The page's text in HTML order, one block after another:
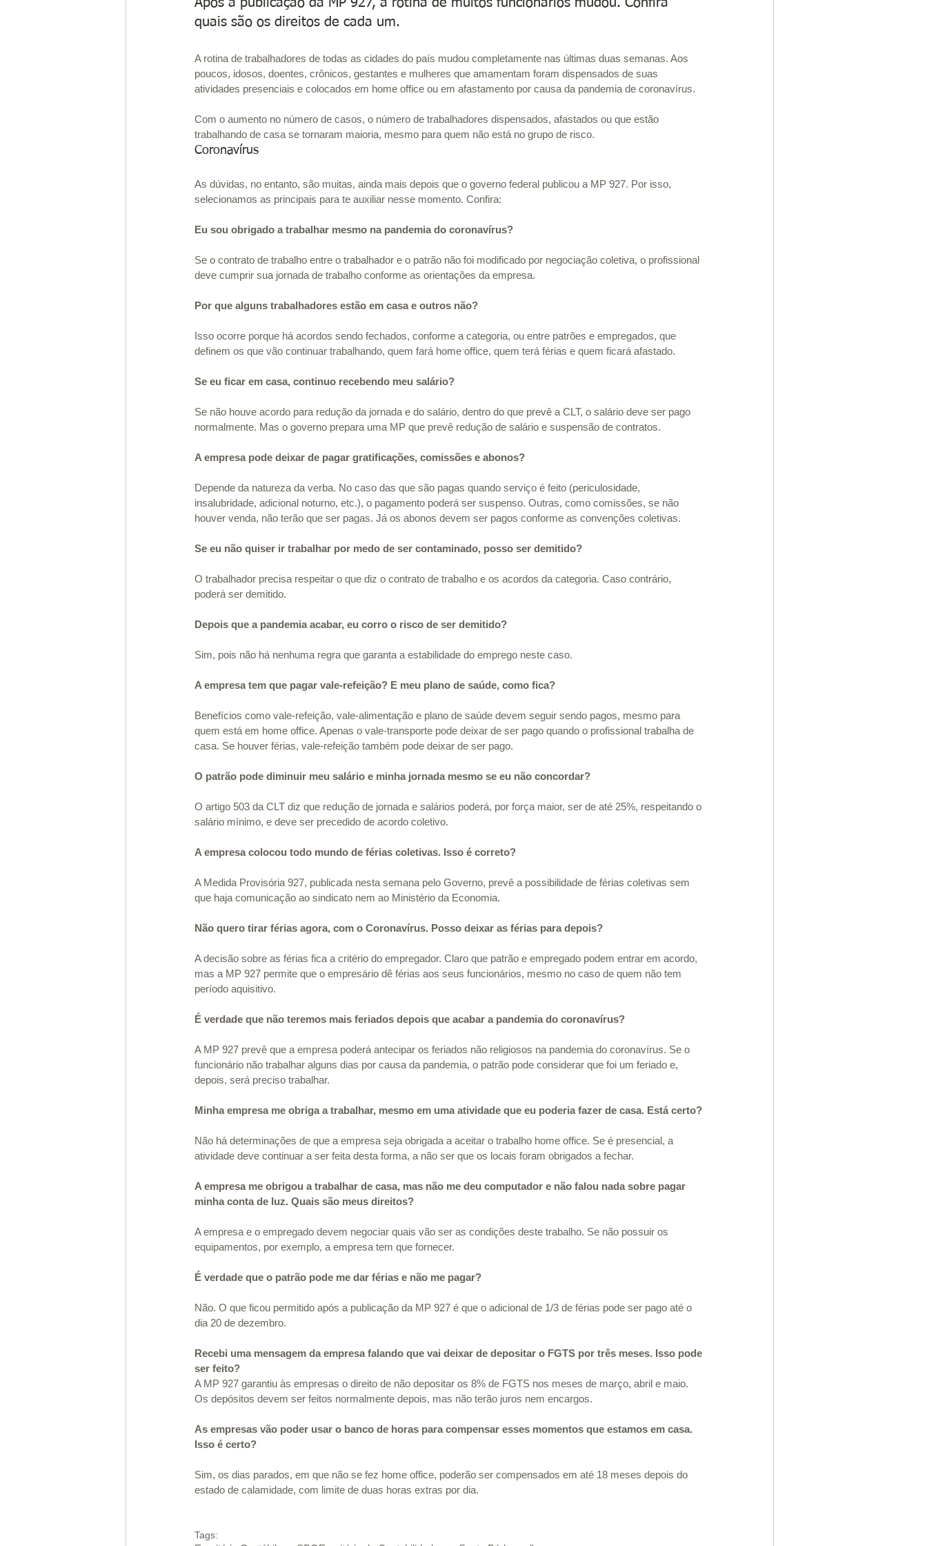
Após a publicação da MP 927, a rotina de muitos funcionários mudou. Confira
quais são os direitos de cada um.
A rotina de trabalhadores de todas as cidades do país mudou completamente nas últimas duas semanas. Aos
poucos, idosos, doentes, crônicos, gestantes e mulheres que amamentam foram dispensados de suas
atividades presenciais e colocados em home office ou em afastamento por causa da pandemia de coronavírus.
Com o aumento no número de casos, o número de trabalhadores dispensados, afastados ou que estão
trabalhando de casa se tornaram maioria, mesmo para quem não está no grupo de risco.
Coronavírus
As dúvidas, no entanto, são muitas, ainda mais depois que o governo federal publicou a MP 927. Por isso,
selecionamos as principais para te auxiliar nesse momento. Confira:
Eu sou obrigado a trabalhar mesmo na pandemia do coronavírus?
Se o contrato de trabalho entre o trabalhador e o patrão não foi modificado por negociação coletiva, o profissional
deve cumprir sua jornada de trabalho conforme as orientações da empresa.
Por que alguns trabalhadores estão em casa e outros não?
Isso ocorre porque há acordos sendo fechados, conforme a categoria, ou entre patrões e empregados, que
definem os que vão continuar trabalhando, quem fará home office, quem terá férias e quem ficará afastado.
Se eu ficar em casa, continuo recebendo meu salário?
Se não houve acordo para redução da jornada e do salário, dentro do que prevê a CLT, o salário deve ser pago
normalmente. Mas o governo prepara uma MP que prevê redução de salário e suspensão de contratos.
A empresa pode deixar de pagar gratificações, comissões e abonos?
Depende da natureza da verba. No caso das que são pagas quando serviço é feito (periculosidade,
insalubridade, adicional noturno, etc.), o pagamento poderá ser suspenso. Outras, como comissões, se não
houver venda, não terão que ser pagas. Já os abonos devem ser pagos conforme as convenções coletivas.
Se eu não quiser ir trabalhar por medo de ser contaminado, posso ser demitido?
O trabalhador precisa respeitar o que diz o contrato de trabalho e os acordos da categoria. Caso contrário,
poderá ser demitido.
Depois que a pandemia acabar, eu corro o risco de ser demitido?
Sim, pois não há nenhuma regra que garanta a estabilidade do emprego neste caso.
A empresa tem que pagar vale-refeição? E meu plano de saúde, como fica?
Benefícios como vale-refeição, vale-alimentação e plano de saúde devem seguir sendo pagos, mesmo para
quem está em home office. Apenas o vale-transporte pode deixar de ser pago quando o profissional trabalha de
casa. Se houver férias, vale-refeição também pode deixar de ser pago.
O patrão pode diminuir meu salário e minha jornada mesmo se eu não concordar?
O artigo 503 da CLT diz que redução de jornada e salários poderá, por força maior, ser de até 25%, respeitando o
salário mínimo, e deve ser precedido de acordo coletivo.
A empresa colocou todo mundo de férias coletivas. Isso é correto?
A Medida Provisória 927, publicada nesta semana pelo Governo, prevê a possibilidade de férias coletivas sem
que haja comunicação ao sindicato nem ao Ministério da Economia.
Não quero tirar férias agora, com o Coronavírus. Posso deixar as férias para depois?
A decisão sobre as férias fica a critério do empregador. Claro que patrão e empregado podem entrar em acordo,
mas a MP 927 permite que o empresário dê férias aos seus funcionários, mesmo no caso de quem não tem
período aquisitivo.
É verdade que não teremos mais feriados depois que acabar a pandemia do coronavírus?
A MP 927 prevê que a empresa poderá antecipar os feriados não religiosos na pandemia do coronavírus. Se o
funcionário não trabalhar alguns dias por causa da pandemia, o patrão pode considerar que foi um feriado e,
depois, será preciso trabalhar.
Minha empresa me obriga a trabalhar, mesmo em uma atividade que eu poderia fazer de casa. Está certo?
Não há determinações de que a empresa seja obrigada a aceitar o trabalho home office. Se é presencial, a
atividade deve continuar a ser feita desta forma, a não ser que os locais foram obrigados a fechar.
A empresa me obrigou a trabalhar de casa, mas não me deu computador e não falou nada sobre pagar
minha conta de luz. Quais são meus direitos?
A empresa e o empregado devem negociar quais vão ser as condições deste trabalho. Se não possuir os
equipamentos, por exemplo, a empresa tem que fornecer.
É verdade que o patrão pode me dar férias e não me pagar?
Não. O que ficou permitido após a publicação da MP 927 é que o adicional de 1/3 de férias pode ser pago até o
dia 20 de dezembro.
Recebi uma mensagem da empresa falando que vai deixar de depositar o FGTS por três meses. Isso pode
ser feito?
A MP 927 garantiu às empresas o direito de não depositar os 8% de FGTS nos meses de março, abril e maio.
Os depósitos devem ser feitos normalmente depois, mas não terão juros nem encargos.
As empresas vão poder usar o banco de horas para compensar esses momentos que estamos em casa.
Isso é certo?
Sim, os dias parados, em que não se fez home office, poderão ser compensados em até 18 meses depois do
estado de calamidade, com limite de duas horas extras por dia.
Tags: